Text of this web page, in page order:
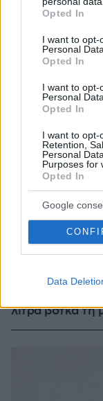
grant or deny
use your data for
consent section.
Opted In
I want to opt-
Personal Data.
Opted In
I want to opt-
Personal
Opted In
I want to opt-
Retention,
Personal
Purposes for
Opted In
Google
Data
Συνέντευξη
λίτρα βότκα τη